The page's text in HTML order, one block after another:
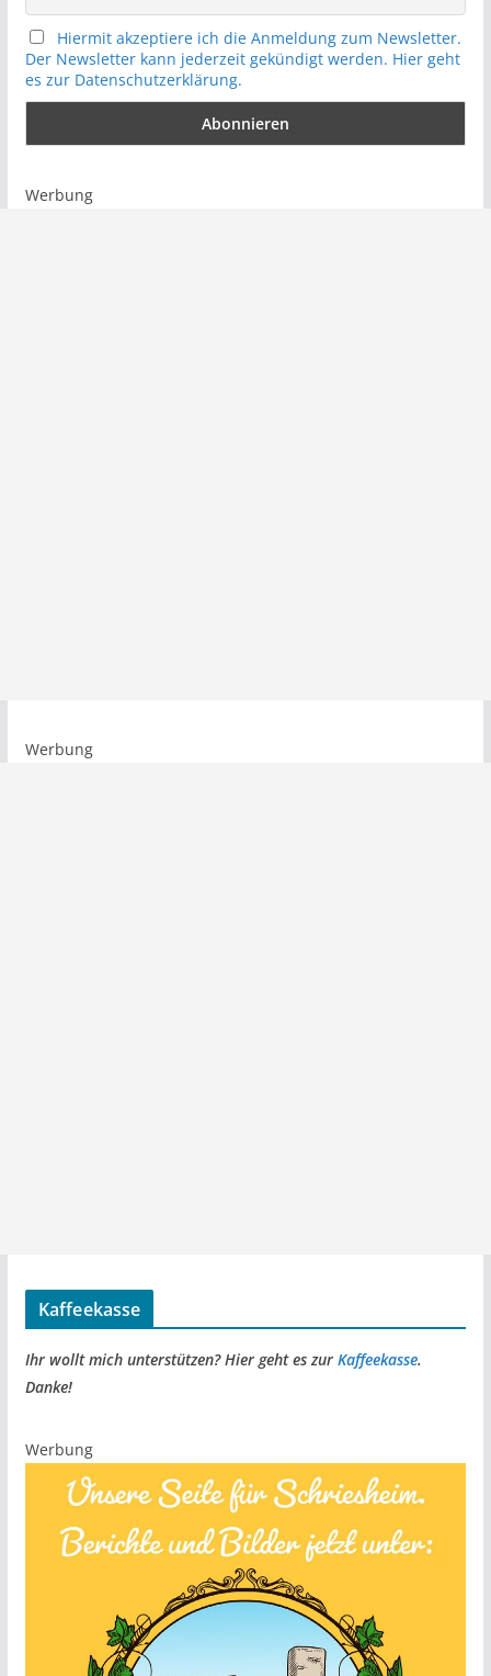
Hiermit akzeptiere ich die Anmeldung zum Newsletter.
Der Newsletter kann jederzeit gekündigt werden. Hier geht
es zur Datenschutzerklärung.
Werbung
Werbung
Kaffeekasse
Ihr wollt mich unterstützen? Hier geht es zur Kaffeekasse.
Danke!
Werbung